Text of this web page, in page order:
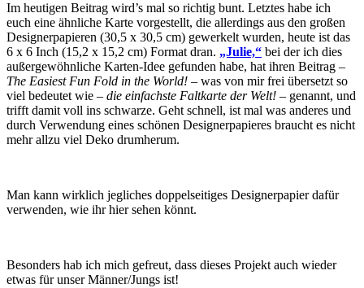
Im heutigen Beitrag wird’s mal so richtig bunt. Letztes habe ich
euch eine ähnliche Karte vorgestellt, die allerdings aus den großen
Designerpapieren (30,5 x 30,5 cm) gewerkelt wurden, heute ist das
6 x 6 Inch (15,2 x 15,2 cm) Format dran. „Julie,“ bei der ich dies
außergewöhnliche Karten-Idee gefunden habe, hat ihren Beitrag –
The Easiest Fun Fold in the World! – was von mir frei übersetzt so
viel bedeutet wie – die einfachste Faltkarte der Welt! – genannt, und
trifft damit voll ins schwarze. Geht schnell, ist mal was anderes und
durch Verwendung eines schönen Designerpapieres braucht es nicht
mehr allzu viel Deko drumherum.
Man kann wirklich jegliches doppelseitiges Designerpapier dafür
verwenden, wie ihr hier sehen könnt.
Besonders hab ich mich gefreut, dass dieses Projekt auch wieder
etwas für unser Männer/Jungs ist!